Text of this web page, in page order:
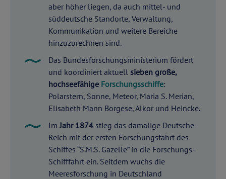
aber höher liegen, da auch mittel- und
süddeutsche Standorte, Verwaltung,
Kommunikation und weitere Bereiche
hinzuzurechnen sind.
Das Bundesforschungsministerium fördert
und koordiniert aktuell sieben große,
hochseefähige Forschungsschiffe:
Polarstern, Sonne, Meteor, Maria S. Merian,
Elisabeth Mann Borgese, Alkor und Heincke.
Im Jahr 1874 stieg das damalige Deutsche
Reich mit der ersten Forschungsfahrt des
Schiffes “S.M.S. Gazelle” in die Forschungs-
Schifffahrt ein. Seitdem wuchs die
Meeresforschung in Deutschland